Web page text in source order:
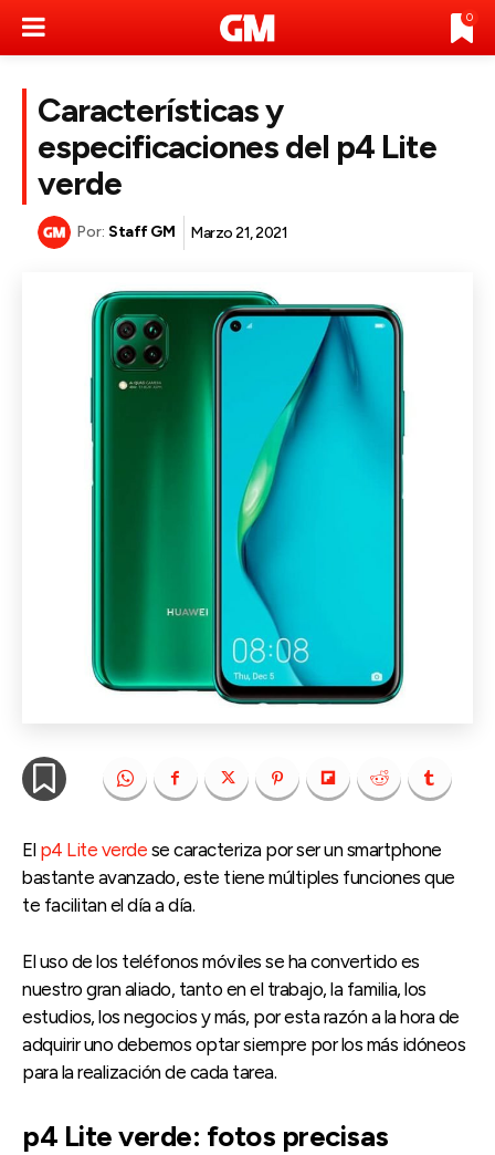
0
Características y
especificaciones del p4 Lite
verde
Por: Staff GM Marzo 21, 2021
El p4 Lite verde se caracteriza por ser un smartphone
bastante avanzado, este tiene múltiples funciones que
te facilitan el día a día.
El uso de los teléfonos móviles se ha convertido es
nuestro gran aliado, tanto en el trabajo, la familia, los
estudios, los negocios y más, por esta razón a la hora de
adquirir uno debemos optar siempre por los más idóneos
para la realización de cada tarea.
p4 Lite verde: fotos precisas